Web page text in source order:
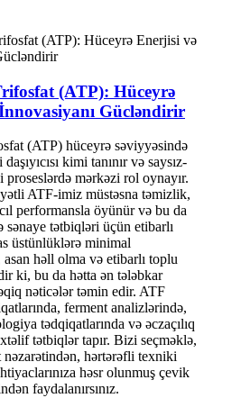
(ATP): Hüceyrə
Gücləndirir
(ATP) hüceyrə səviyyəsində
kimi tanınır və saysız-
proseslərdə mərkəzi rol oynayır.
ATF-imiz müstəsna təmizlik,
performansla öyünür və bu da
sənaye tətbiqləri üçün etibarlı
üstünlüklərə minimal
həll olma və etibarlı toplu
ki, bu da hətta ən tələbkar
nəticələr təmin edir. ATF
ferment analizlərində,
tədqiqatlarında və əczaçılıq
tətbiqlər tapır. Bizi seçməklə,
hərtərəfli texniki
həsr olunmuş çevik
faydalanırsınız.